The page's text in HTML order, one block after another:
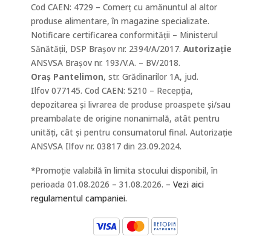
Cod CAEN: 4729 – Comerț cu amănuntul al altor
produse alimentare, în magazine specializate.
Notificare certificarea conformității – Ministerul
Sănătății, DSP Brașov nr. 2394/A/2017. Autorizație
ANSVSA Brașov nr. 193/V.A. – BV/2018.
Oraș Pantelimon, str. Grădinarilor 1A, jud.
Ilfov 077145. Cod CAEN: 5210 – Recepția,
depozitarea și livrarea de produse proaspete și/sau
preambalate de origine nonanimală, atât pentru
unități, cât și pentru consumatorul final. Autorizație
ANSVSA Ilfov nr. 03817 din 23.09.2024.
*Promoție valabilă în limita stocului disponibil, în
perioada 01.08.2026 – 31.08.2026. – Vezi aici
regulamentul campaniei.